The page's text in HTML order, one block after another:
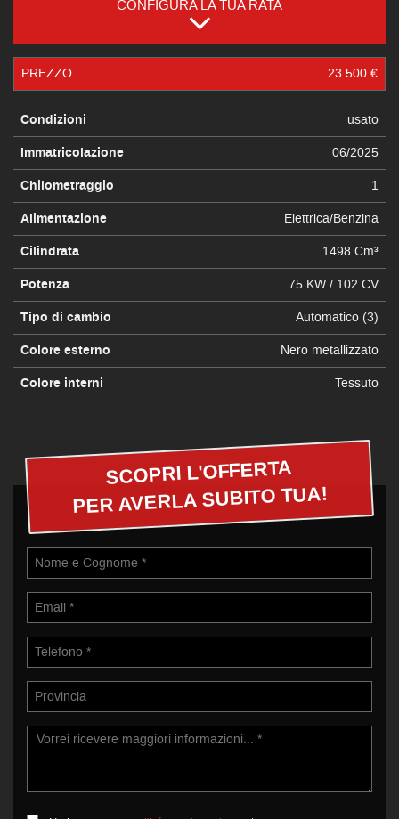
CONFIGURA LA TUA RATA
PREZZO 23.500 €
Condizioni usato
Immatricolazione 06/2025
Chilometraggio 1
Alimentazione Elettrica/Benzina
Cilindrata 1498 Cm³
Potenza 75 KW / 102 CV
Tipo di cambio Automatico (3)
Colore esterno Nero metallizzato
Colore interni Tessuto
SCOPRI L'OFFERTA
PER AVERLA SUBITO TUA!